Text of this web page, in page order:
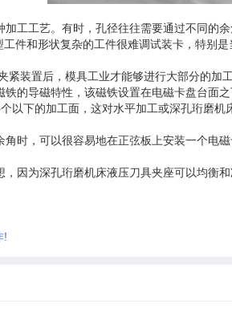
工工艺。有时，孔径往往需要通过不同的
件和形状复杂的工件很难调试装卡，特别是
装置后，模具工业才能够进行大部分的加
的导磁特性，该磁铁设置在电磁卡盘台面
下的加工面，这对水平加工或深孔珩磨
时，可以很容易地在正弦板上安装一个电
因为深孔珩磨机床液压刀具夹座可以均衡
!